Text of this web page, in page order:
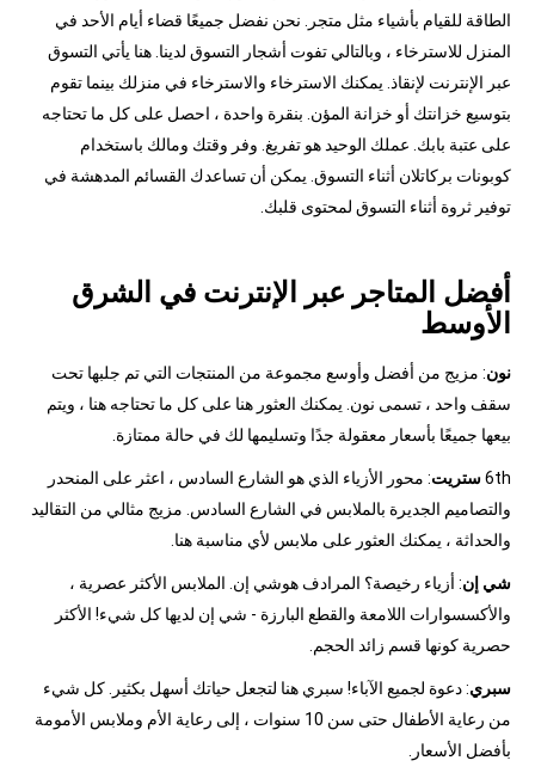
الطاقة للقيام بأشياء مثل متجر. نحن نفضل جميعًا قضاء أيام الأحد في
المنزل للاسترخاء ، وبالتالي تفوت أشجار التسوق لدينا. هنا يأتي التسوق
عبر الإنترنت لإنقاذ. يمكنك الاسترخاء والاسترخاء في منزلك بينما تقوم
بتوسيع خزانتك أو خزانة المؤن. بنقرة واحدة ، احصل على كل ما تحتاجه
على عتبة بابك. عملك الوحيد هو تفريغ. وفر وقتك ومالك باستخدام
كوبونات بركاتلان أثناء التسوق. يمكن أن تساعدك القسائم المدهشة في
توفير ثروة أثناء التسوق لمحتوى قلبك.
أفضل المتاجر عبر الإنترنت في الشرق
الأوسط
نون: مزيج من أفضل وأوسع مجموعة من المنتجات التي تم جلبها تحت
سقف واحد ، تسمى نون. يمكنك العثور هنا على كل ما تحتاجه هنا ، ويتم
بيعها جميعًا بأسعار معقولة جدًا وتسليمها لك في حالة ممتازة.
6thستريت: محور الأزياء الذي هو الشارع السادس ، اعثر على المنحدر
والتصاميم الجديرة بالملابس في الشارع السادس. مزيج مثالي من التقاليد
والحداثة ، يمكنك العثور على ملابس لأي مناسبة هنا.
شي إن: أزياء رخيصة؟ المرادف هوشي إن. الملابس الأكثر عصرية ،
والأكسسوارات اللامعة والقطع البارزة - شي إن لديها كل شيء! الأكثر
حصرية كونها قسم زائد الحجم.
سبري: دعوة لجميع الآباء! سبري هنا لتجعل حياتك أسهل بكثير. كل شيء
من رعاية الأطفال حتى سن 10 سنوات ، إلى رعاية الأم وملابس الأمومة
بأفضل الأسعار.